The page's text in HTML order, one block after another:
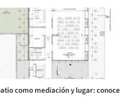
como mediación y lugar: conoce